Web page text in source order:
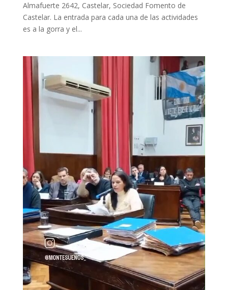
Almafuerte 2642, Castelar, Sociedad Fomento de
Castelar. La entrada para cada una de las actividades
es a la gorra y el...